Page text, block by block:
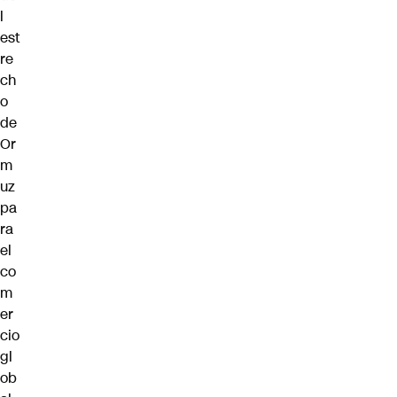
l
est
re
ch
o
de
Or
m
uz
pa
ra
el
co
m
er
cio
gl
ob